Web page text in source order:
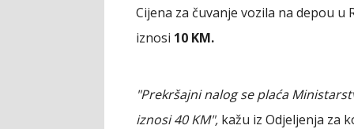
Cijena za čuvanje vozila na depou
iznosi 10 KM.
"Prekršajni nalog se plaća
iznosi 40 KM", kažu iz Odjeljenja za